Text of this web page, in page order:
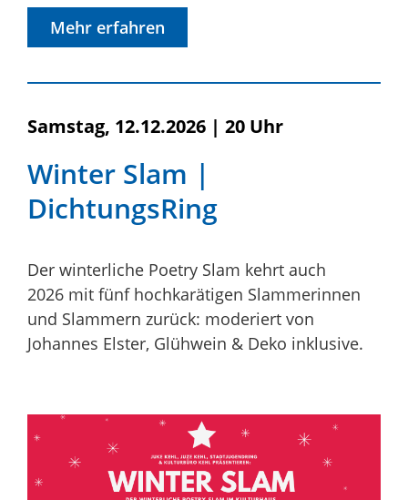
Mehr erfahren
Samstag, 12.12.2026 | 20 Uhr
Winter Slam |
DichtungsRing
Der winterliche Poetry Slam kehrt auch
2026 mit fünf hochkarätigen Slammerinnen
und Slammern zurück: moderiert von
Johannes Elster, Glühwein & Deko inklusive.